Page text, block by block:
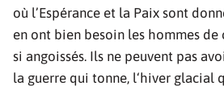
où l’Espérance et la Paix sont
en ont bien besoin les hommes de
si angoissés. Ils ne peuvent pas
la guerre qui tonne, l‘hiver glacial